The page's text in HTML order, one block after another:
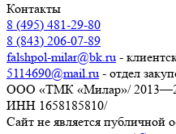
Контакты
8 (495) 481-29-80
8 (843) 206-07-89
falshpol-milar@bk.ru -
5114690@mail.ru - отдел
ООО «ТМК «Милар»/
ИНН 1658185810/
Сайт не является публичной